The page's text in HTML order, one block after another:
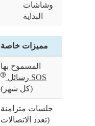
وشاشات
البداية
مميزات خاصة
المسموح بها
SOS رسائل
(كل شهر)
جلسات متزامنة
(تعدد الاتصالات